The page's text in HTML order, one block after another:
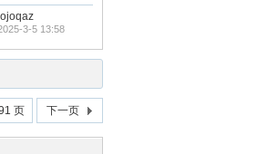
3-5 13:58
页 下一页